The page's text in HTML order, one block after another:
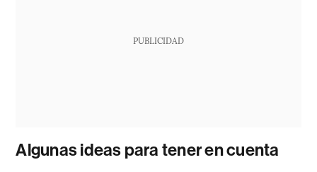
PUBLICIDAD
Algunas ideas para tener en cuenta